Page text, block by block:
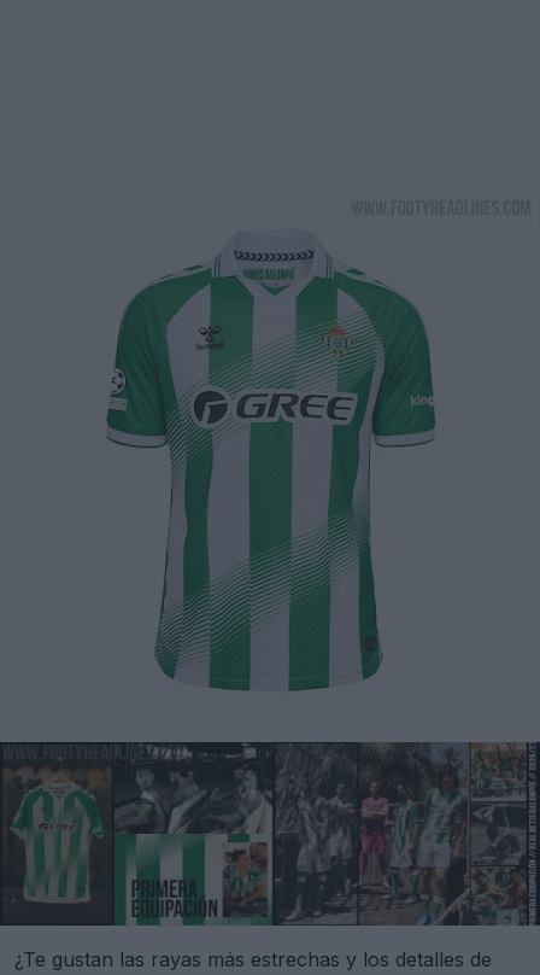
¿Te gustan las rayas más estrechas y los detalles de